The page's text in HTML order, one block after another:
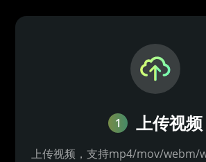
1 上传视频
上传视频，支持mp4/mov/webm/